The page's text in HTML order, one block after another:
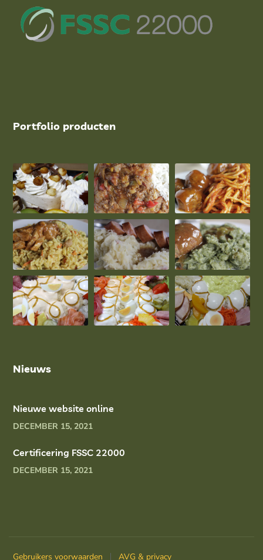
Portfolio producten
Nieuws
Nieuwe website online
DECEMBER 15, 2021
Certificering FSSC 22000
DECEMBER 15, 2021
Gebruikers voorwaarden AVG & privacy